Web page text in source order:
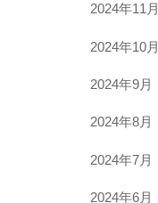
2024年11月
2024年10月
2024年9月
2024年8月
2024年7月
2024年6月